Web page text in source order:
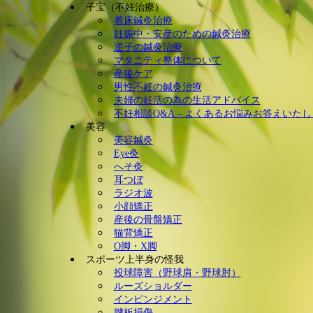
子宝（不妊治療）
着床鍼灸治療
妊娠中・安産のための鍼灸治療
逆子の鍼灸治療
マタニティ整体について
産後ケア
男性不妊の鍼灸治療
夫婦の妊活の為の生活アドバイス
不妊相談Q&A – よくあるお悩みお答えいた
美容
美容鍼灸
Eye灸
へそ灸
耳つぼ
ラジオ波
小顔矯正
産後の骨盤矯正
猫背矯正
O脚・X脚
スポーツ上半身の怪我
投球障害（野球肩・野球肘）
ルーズショルダー
インピンジメント